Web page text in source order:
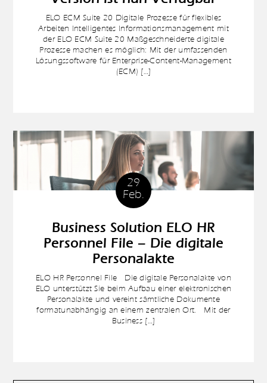
ELO ECM Suite 20 Digitale Prozesse für flexibles
Arbeiten Intelligentes Informationsmanagement mit
der ELO ECM Suite 20 Maßgeschneiderte digitale
Prozesse machen es möglich: Mit der umfassenden
Lösungssoftware für Enterprise-Content-Management
(ECM) […]
29
Feb.
Business Solution ELO HR
Personnel File – Die digitale
Personalakte
ELO HR Personnel File Die digitale Personalakte von
ELO unterstützt Sie beim Aufbau einer elektronischen
Personalakte und vereint sämtliche Dokumente
formatunabhängig an einem zentralen Ort. Mit der
Business […]